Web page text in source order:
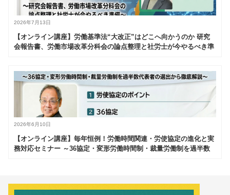
2026年7月13日
【オンライン講座】労働基準法“大改正”はどこへ向かうのか 研究
会報告書、労働市場改革分科会の論点整理と社労士が今やるべき準
2026年6月10日
【オンライン講座】毎年恒例！労働時間関連・労使協定の進化と実
務対応セミナー ～36協定・変形労働時間制・裁量労働制を過半数